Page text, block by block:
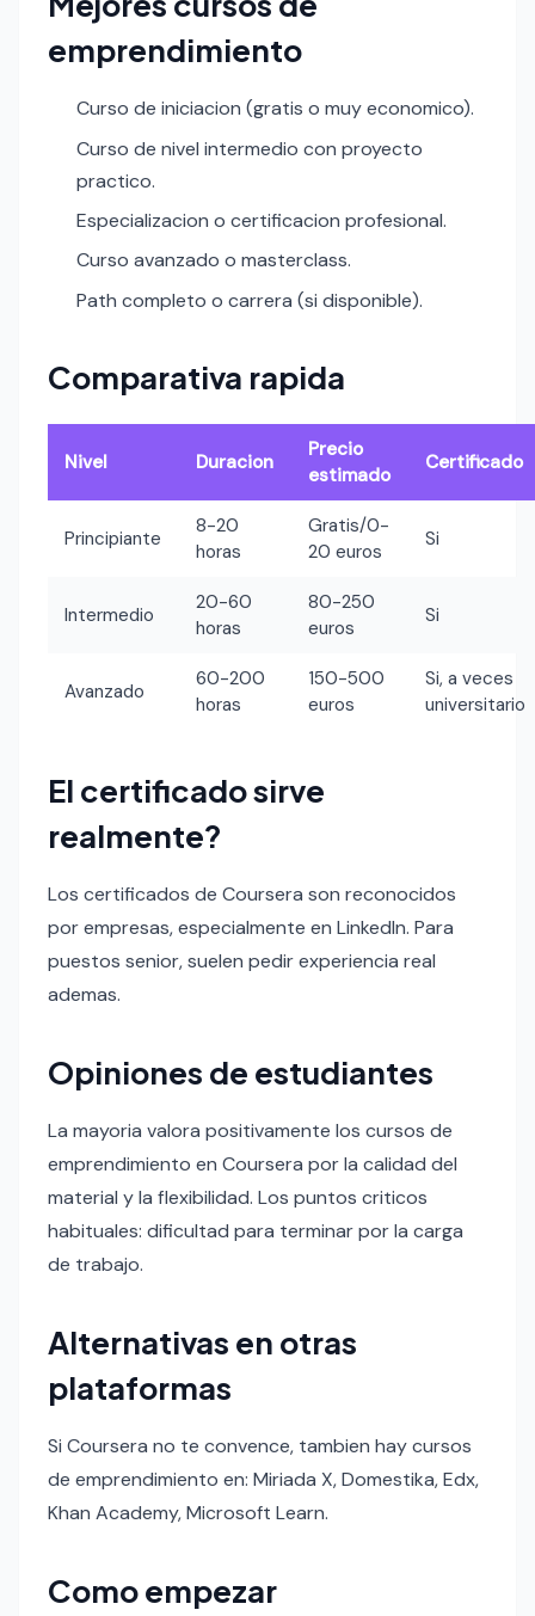
emprendimiento
Curso de iniciacion (gratis o muy economico).
Curso de nivel intermedio con proyecto
practico.
Especializacion o certificacion profesional.
Curso avanzado o masterclass.
Path completo o carrera (si disponible).
Comparativa rapida
Nivel Duracion
Precio
estimado
Certificado
Principiante
8-20
horas
Gratis/0-
20 euros
Si
Intermedio
20-60
horas
80-250
euros
Si
Avanzado
60-200
horas
150-500
euros
Si, a veces
universitario
El certificado sirve
realmente?
Los certificados de Coursera son reconocidos
por empresas, especialmente en LinkedIn. Para
puestos senior, suelen pedir experiencia real
ademas.
Opiniones de estudiantes
La mayoria valora positivamente los cursos de
emprendimiento en Coursera por la calidad del
material y la flexibilidad. Los puntos criticos
habituales: dificultad para terminar por la carga
de trabajo.
Alternativas en otras
plataformas
Si Coursera no te convence, tambien hay cursos
de emprendimiento en: Miriada X, Domestika, Edx,
Khan Academy, Microsoft Learn.
Como empezar